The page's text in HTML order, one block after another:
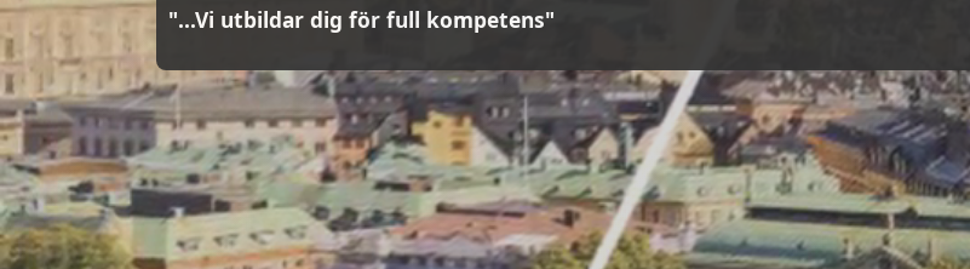
"...Vi utbildar dig för full kompetens"